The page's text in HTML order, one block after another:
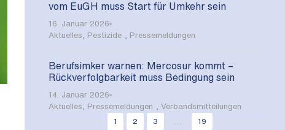
vom EuGH muss Start für Umkehr sein
16. Januar 2026
Aktuelles
Pestizide Pressemeldungen
Berufsimker warnen: Mercosur kommt –
Rückverfolgbarkeit muss Bedingung sein
14. Januar 2026
Aktuelles
Pressemeldungen ,Verbandsmitteilungen
1
2 3 19